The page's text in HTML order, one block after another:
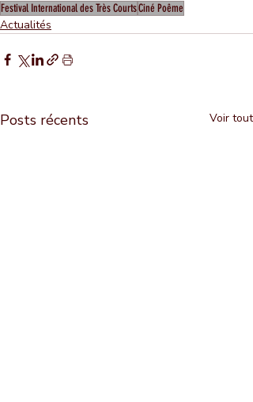
Festival International des Très CourtsCiné Poême
Actualités
Posts récents Voir tout